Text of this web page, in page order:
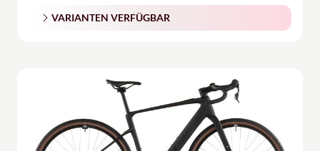
VARIANTEN VERFÜGBAR